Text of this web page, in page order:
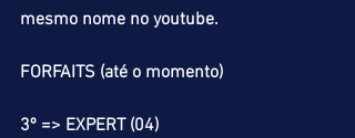
mesmo nome no youtube.
FORFAITS (até o momento)
3º => EXPERT (04)